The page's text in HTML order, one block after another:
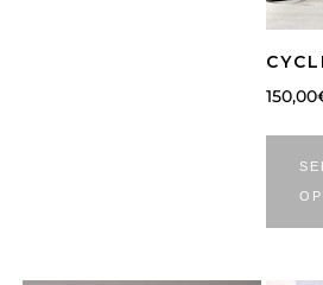
150,00